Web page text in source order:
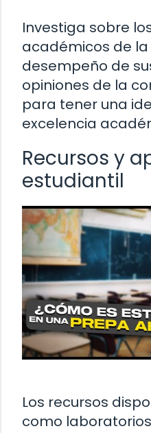
Investiga sobre
académicos de la
desempeño de
opiniones de la
para tener una
excelencia
Recursos y
estudiantil
Los recursos
como